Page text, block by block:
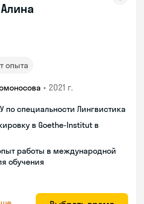
Алина
опыта
• 2021 г.
по специальности Лингвистика
в Goethe-Institut в
работы в международной
обучения